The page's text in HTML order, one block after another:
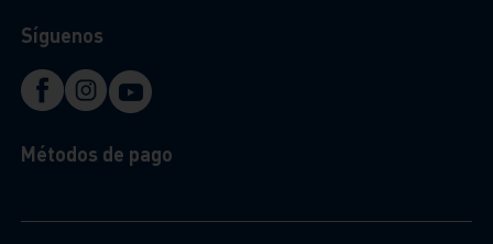
Síguenos
Métodos de pago